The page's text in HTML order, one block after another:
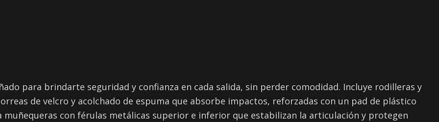
para brindarte seguridad y confianza en cada salida, sin perder comodidad. Incluye rodilleras y
de velcro y acolchado de espuma que absorbe impactos, reforzadas con un pad de plástico
con férulas metálicas superior e inferior que estabilizan la articulación y protegen